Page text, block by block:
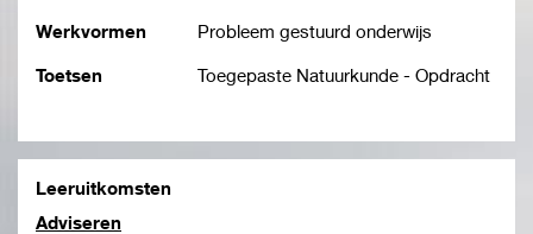
Werkvormen Probleem gestuurd onderwijs
Toetsen Toegepaste Natuurkunde - Opdracht
Leeruitkomsten
Adviseren